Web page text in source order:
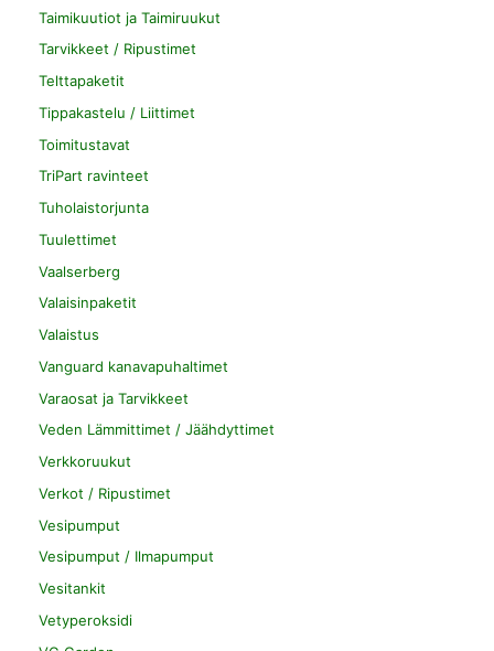
Taimikuutiot ja Taimiruukut
Tarvikkeet / Ripustimet
Telttapaketit
Tippakastelu / Liittimet
Toimitustavat
TriPart ravinteet
Tuholaistorjunta
Tuulettimet
Vaalserberg
Valaisinpaketit
Valaistus
Vanguard kanavapuhaltimet
Varaosat ja Tarvikkeet
Veden Lämmittimet / Jäähdyttimet
Verkkoruukut
Verkot / Ripustimet
Vesipumput
Vesipumput / Ilmapumput
Vesitankit
Vetyperoksidi